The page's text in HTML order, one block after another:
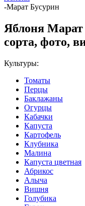
-Марат Бусурин
Яблоня Марат
сорта, фото,
Культуры:
Томаты
Перцы
Баклажаны
Огурцы
Кабачки
Капуста
Картофель
Клубника
Малина
Капуста цветная
Абрикос
Алыча
Вишня
Голубика